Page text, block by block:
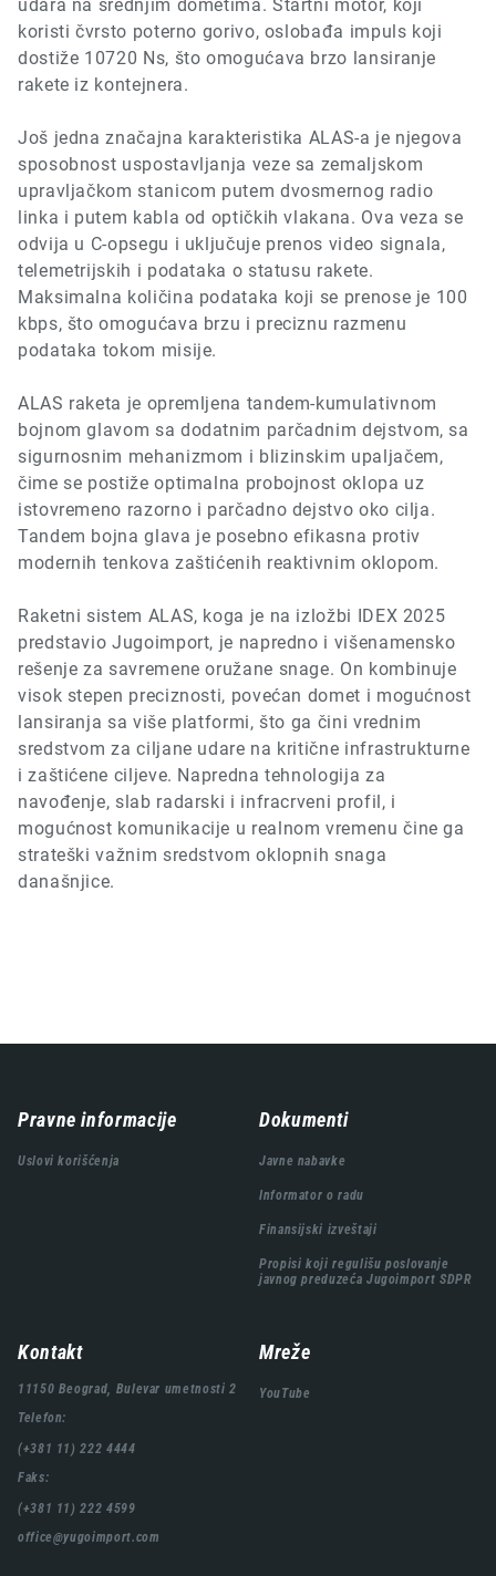
udara na srednjim dometima. Startni motor, koji
koristi čvrsto poterno gorivo, oslobađa impuls koji
dostiže 10720 Ns, što omogućava brzo lansiranje
rakete iz kontejnera.
Još jedna značajna karakteristika ALAS-a je njegova
sposobnost uspostavljanja veze sa zemaljskom
upravljačkom stanicom putem dvosmernog radio
linka i putem kabla od optičkih vlakana. Ova veza se
odvija u C-opsegu i uključuje prenos video signala,
telemetrijskih i podataka o statusu rakete.
Maksimalna količina podataka koji se prenose je 100
kbps, što omogućava brzu i preciznu razmenu
podataka tokom misije.
ALAS raketa je opremljena tandem-kumulativnom
bojnom glavom sa dodatnim parčadnim dejstvom, sa
sigurnosnim mehanizmom i blizinskim upaljačem,
čime se postiže optimalna probojnost oklopa uz
istovremeno razorno i parčadno dejstvo oko cilja.
Tandem bojna glava je posebno efikasna protiv
modernih tenkova zaštićenih reaktivnim oklopom.
Raketni sistem ALAS, koga je na izložbi IDEX 2025
predstavio Jugoimport, je napredno i višenamensko
rešenje za savremene oružane snage. On kombinuje
visok stepen preciznosti, povećan domet i mogućnost
lansiranja sa više platformi, što ga čini vrednim
sredstvom za ciljane udare na kritične infrastrukturne
i zaštićene ciljeve. Napredna tehnologija za
navođenje, slab radarski i infracrveni profil, i
mogućnost komunikacije u realnom vremenu čine ga
strateški važnim sredstvom oklopnih snaga
današnjice.
Навигација
подножја
Pravne informacije
Uslovi korišćenja
Dokumenti
Javne nabavke
Informator o radu
Finansijski izveštaji
Propisi koji regulišu poslovanje
javnog preduzeća Jugoimport SDPR
Kontakt
11150 Beograd, Bulevar umetnosti 2
Telefon:
(+381 11) 222 4444
Faks:
(+381 11) 222 4599
office@yugoimport.com
Mreže
YouTube